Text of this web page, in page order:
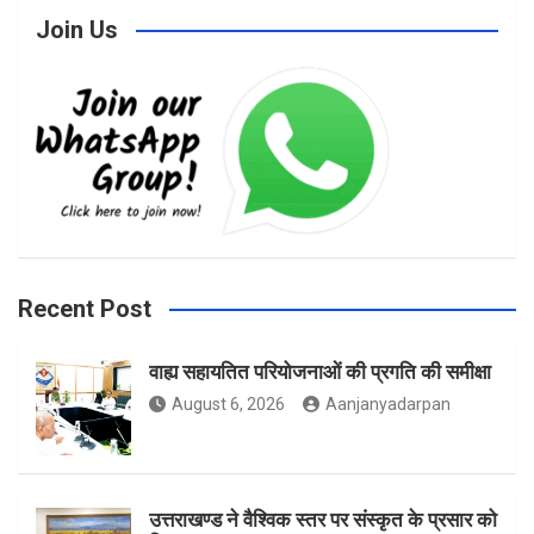
o g e
Join Us
Recent Post
वाह्य सहायतित परियोजनाओं की प्रगति की समीक्षा
August 6, 2026 Aanjanyadarpan
उत्तराखण्ड ने वैश्विक स्तर पर संस्कृत के प्रसार को